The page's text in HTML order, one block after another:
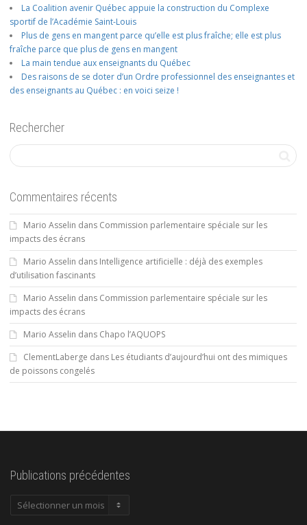
La Coalition avenir Québec appuie la construction du Complexe
sportif de l’Académie Saint-Louis
Plus de gens en mangent parce qu’elle est plus fraîche; elle est plus
fraîche parce que plus de gens en mangent
La main tendue aux enseignants du Québec
Des raisons de se doter d’un Ordre professionnel des enseignantes et
des enseignants au Québec : en voici seize !
Rechercher
Commentaires récents
Mario Asselin dans Commission parlementaire spéciale sur les
impacts des écrans
Mario Asselin dans Intelligence artificielle : déjà des exemples
d’utilisation fascinants
Mario Asselin dans Commission parlementaire spéciale sur les
impacts des écrans
Mario Asselin dans Chapo l’AQUOPS
ClementLaberge dans Les étudiants d’aujourd’hui ont des mimiques
de poissons congelés
Publications précédentes
Publications